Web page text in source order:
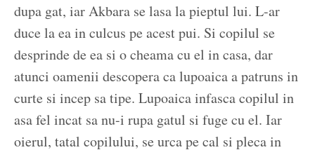
dupa gat, iar Akbara se lasa la pieptul lui. L-ar
duce la ea in culcus pe acest pui. Si copilul se
desprinde de ea si o cheama cu el in casa, dar
atunci oamenii descopera ca lupoaica a patruns in
curte si incep sa tipe. Lupoaica infasca copilul in
asa fel incat sa nu-i rupa gatul si fuge cu el. Iar
oierul, tatal copilului, se urca pe cal si pleca in